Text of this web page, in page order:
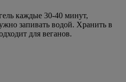
каждые 30-40 минут,
запивать водой. Хранить в
для веганов.